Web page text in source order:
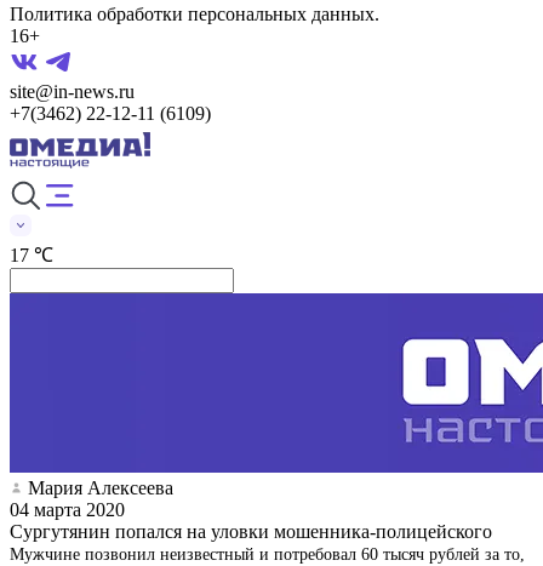
Политика обработки персональных данных.
16+
site@in-news.ru
+7(3462) 22-12-11 (6109)
17 ℃
Мария Алексеева
04 марта 2020
Сургутянин попался на уловки мошенника-полицейского
Мужчине позвонил неизвестный и потребовал 60 тысяч рублей за то,